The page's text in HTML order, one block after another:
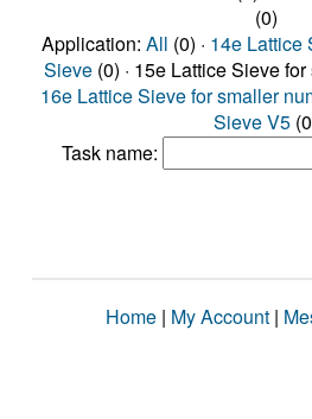
(0)
Application: All (0) · 14e Lattice
Sieve (0) · 15e Lattice Sieve
16e Lattice Sieve for smaller
Sieve V5
Task name:
Home | My Account |